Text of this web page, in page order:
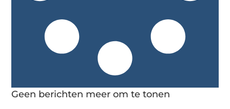
Geen berichten meer om te tonen